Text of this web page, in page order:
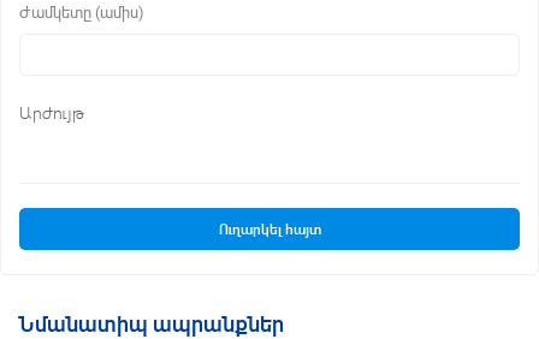
Ժամկետը (ամիս)
Արժույթ
Ուղարկել հայտ
Նմանատիպ ապրանքներ